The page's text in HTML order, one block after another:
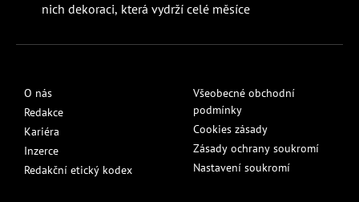
nich dekoraci, která vydrží celé měsíce
O nás
Redakce
Kariéra
Inzerce
Redakční etický kodex
Všeobecné obchodní
podmínky
Cookies zásady
Zásady ochrany soukromí
Nastavení soukromí